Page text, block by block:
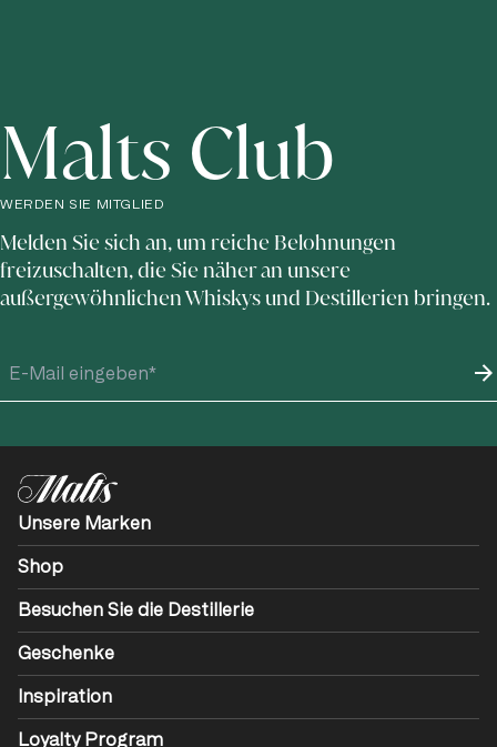
Malts Club
WERDEN SIE MITGLIED
Melden Sie sich an, um reiche Belohnungen
freizuschalten, die Sie näher an unsere
außergewöhnlichen Whiskys und Destillerien bringen.
Unsere Marken
Shop
Besuchen Sie die Destillerie
Geschenke
Inspiration
Loyalty Program